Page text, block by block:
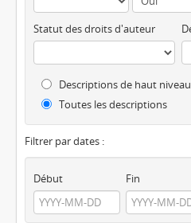
Statut des droits d'auteur
Descriptions de haut niveau
Toutes les descriptions
Filtrer par dates :
Début Fin